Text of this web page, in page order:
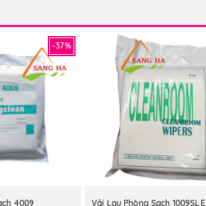
-37%
4009 Vải Lau Phòng Sạch 1009SLE